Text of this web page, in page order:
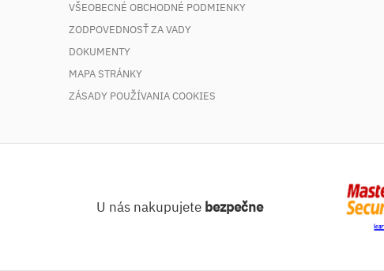
VŠEOBECNÉ OBCHODNÉ PODMIENKY
ZODPOVEDNOSŤ ZA VADY
DOKUMENTY
MAPA STRÁNKY
ZÁSADY POUŽÍVANIA COOKIES
U nás nakupujete bezpečne